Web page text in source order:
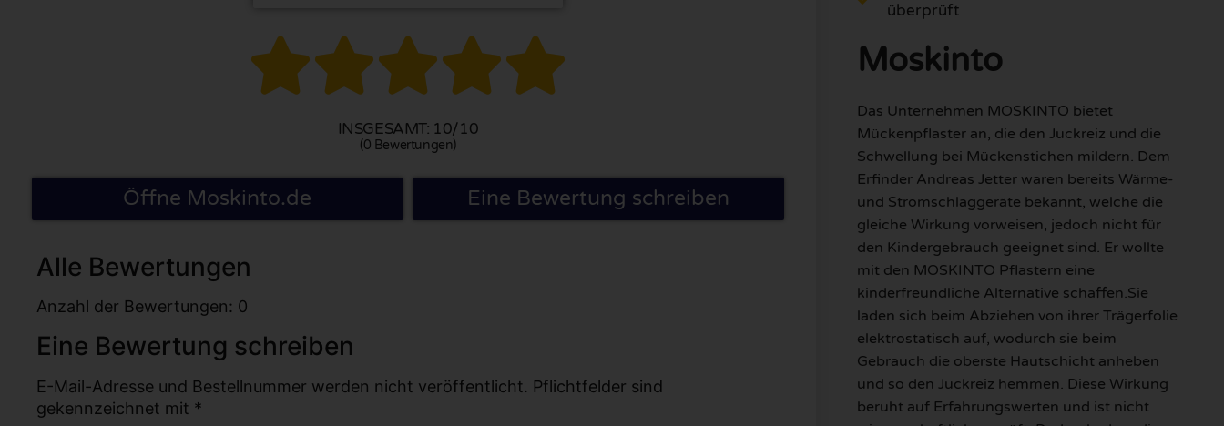

INSGESAMT: 10/10
(0 Bewertungen)
Öffne Moskinto.de Eine Bewertung schreiben
Alle Bewertungen
Anzahl der Bewertungen: 0
Eine Bewertung schreiben
E-Mail-Adresse und Bestellnummer werden nicht veröffentlicht. Pflichtfelder sind
gekennzeichnet mit *
überprüft
Moskinto
Das Unternehmen MOSKINTO bietet
Mückenpflaster an, die den Juckreiz und die
Schwellung bei Mückenstichen mildern. Dem
Erfinder Andreas Jetter waren bereits Wärme-
und Stromschlaggeräte bekannt, welche die
gleiche Wirkung vorweisen, jedoch nicht für
den Kindergebrauch geeignet sind. Er wollte
mit den MOSKINTO Pflastern eine
kinderfreundliche Alternative schaffen.Sie
laden sich beim Abziehen von ihrer Trägerfolie
elektrostatisch auf, wodurch sie beim
Gebrauch die oberste Hautschicht anheben
und so den Juckreiz hemmen. Diese Wirkung
beruht auf Erfahrungswerten und ist nicht